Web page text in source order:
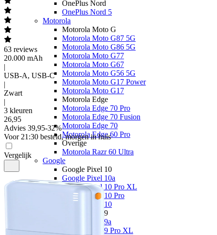
OnePlus Nord
OnePlus Nord 5
Motorola
Motorola Moto G
Motorola Moto G87 5G
Motorola Moto G86 5G
Motorola Moto G77
Motorola Moto G67
Motorola Moto G56 5G
Motorola Moto G17 Power
Motorola Moto G17
Motorola Edge
Motorola Edge 70 Pro
Motorola Edge 70 Fusion
Motorola Edge 70
Motorola Edge 60 Pro
Overige
Motorola Razr 60 Ultra
Google
Google Pixel 10
Google Pixel 10a
Google Pixel 10 Pro XL
Google Pixel 10 Pro
Google Pixel 10
Google Pixel 9
Google Pixel 9a
Google Pixel 9 Pro XL
63 reviews
20.000 mAh
|
USB-A, USB-C
|
Zwart
|
3 kleuren
26,95
Advies 39,95-32%
Voor 21:30 besteld, morgen in huis
Vergelijk